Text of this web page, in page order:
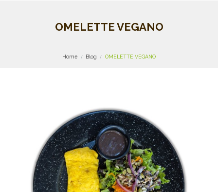
OMELETTE VEGANO
Home Blog OMELETTE VEGANO